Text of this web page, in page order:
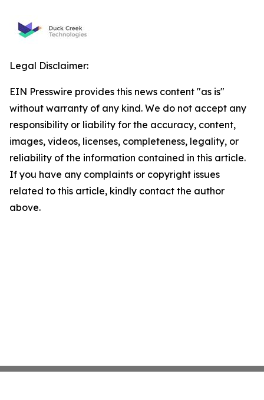
Legal Disclaimer:
EIN Presswire provides this news content "as is"
without warranty of any kind. We do not accept any
responsibility or liability for the accuracy, content,
images, videos, licenses, completeness, legality, or
reliability of the information contained in this article.
If you have any complaints or copyright issues
related to this article, kindly contact the author
above.